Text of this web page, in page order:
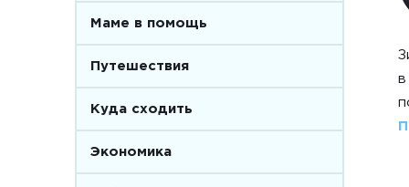
Маме в помощь
Путешествия
Куда сходить
Экономика
в